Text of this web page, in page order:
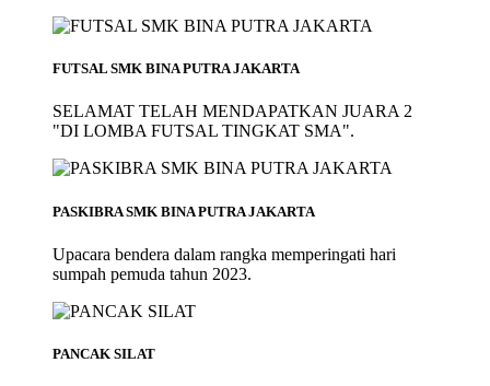
FUTSAL SMK BINA PUTRA JAKARTA
SELAMAT TELAH MENDAPATKAN JUARA 2
"DI LOMBA FUTSAL TINGKAT SMA".
PASKIBRA SMK BINA PUTRA JAKARTA
Upacara bendera dalam rangka memperingati hari
sumpah pemuda tahun 2023.
PANCAK SILAT